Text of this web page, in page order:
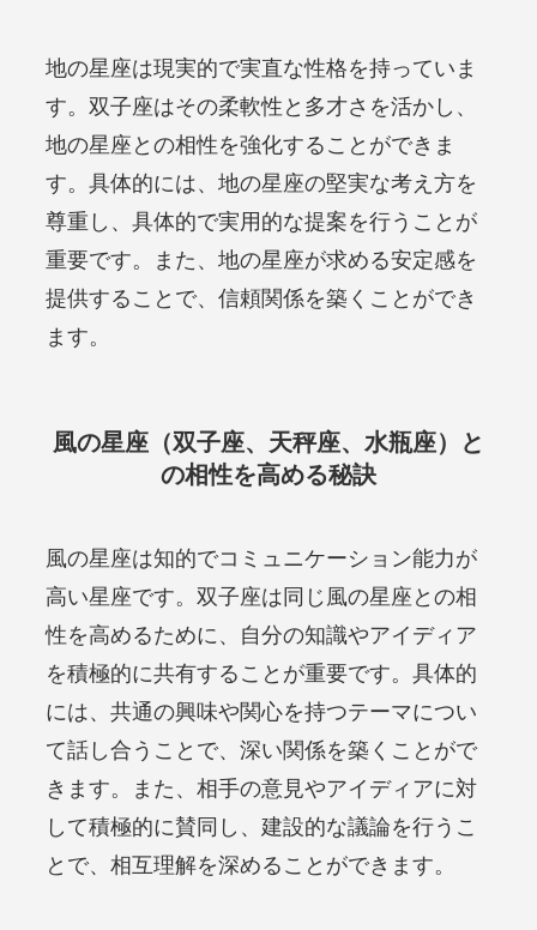
地の星座は現実的で実直な性格を持っていま
す。双子座はその柔軟性と多才さを活かし、
地の星座との相性を強化することができま
す。具体的には、地の星座の堅実な考え方を
尊重し、具体的で実用的な提案を行うことが
重要です。また、地の星座が求める安定感を
提供することで、信頼関係を築くことができ
ます。
風の星座（双子座、天秤座、水瓶座）と
の相性を高める秘訣
風の星座は知的でコミュニケーション能力が
高い星座です。双子座は同じ風の星座との相
性を高めるために、自分の知識やアイディア
を積極的に共有することが重要です。具体的
には、共通の興味や関心を持つテーマについ
て話し合うことで、深い関係を築くことがで
きます。また、相手の意見やアイディアに対
して積極的に賛同し、建設的な議論を行うこ
とで、相互理解を深めることができます。